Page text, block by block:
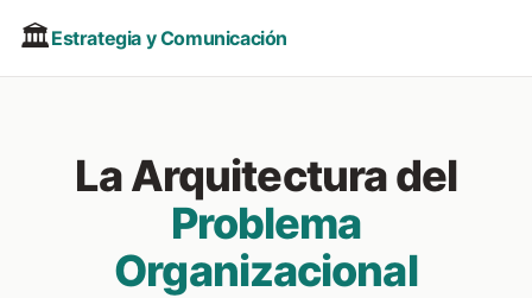
🏛️Estrategia y Comunicación
La Arquitectura del
Problema
Organizacional